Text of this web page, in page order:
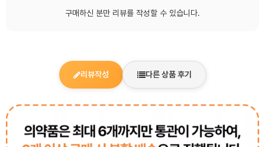
구매하신 분만 리뷰를 작성할 수 있습니다.
리뷰작성 다른 상품 후기